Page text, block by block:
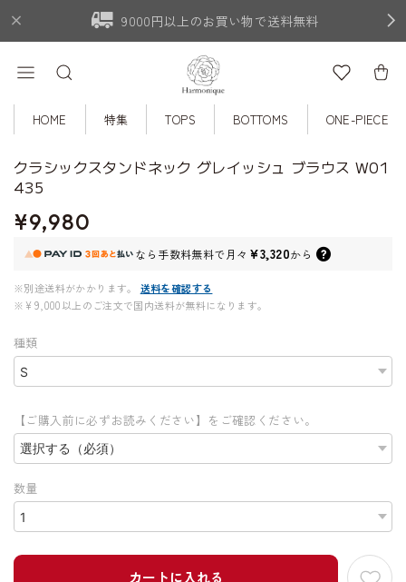
9000円以上のお買い物で送料無料
HOME 特集 TOPS BOTTOMS ONE-PIECE
クラシックスタンドネック グレイッシュ ブラウス W01
435
¥9,980
なら 手数料無料で月々 ¥3,320から
※別途送料がかかります。
送料を確認する
※¥9,000以上のご注文で国内送料が無料になります。
種類
【ご購入前に必ずお読みください】をご確認ください。
数量
カートに入れる